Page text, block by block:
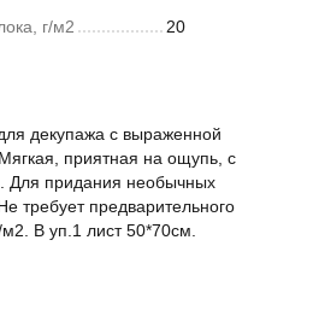
г/м2 20
декупажа с выраженной
приятная на ощупь, с
Для придания необычных
требует предварительного
В уп.1 лист 50*70см.